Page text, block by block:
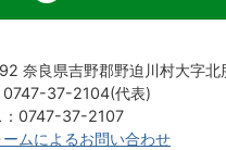
奈良県吉野郡野迫川村大字北
0747-37-2104(代表)
：0747-37-2107
ームによるお問い合わせ